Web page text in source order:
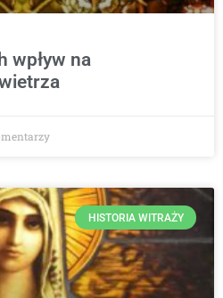
wpływ na
HISTORIA WITRAŻY